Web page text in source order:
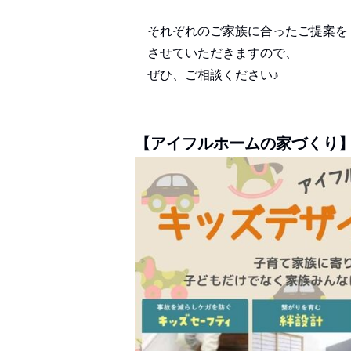
それぞれのご家族に合ったご提案を
させていただきますので、
ぜひ、ご相談ください♪
【アイフルホームの家づくり